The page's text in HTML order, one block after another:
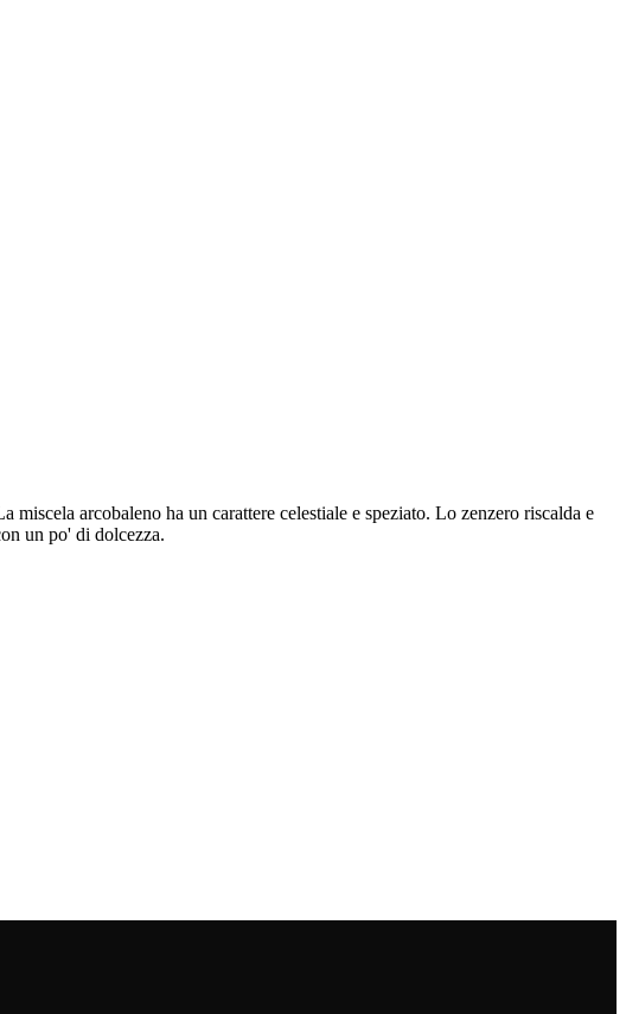
arcobaleno ha un carattere celestiale e speziato. Lo zenzero riscalda e
un po' di dolcezza.